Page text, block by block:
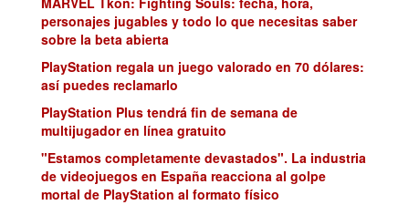
personajes jugables y todo lo que necesitas saber
sobre la beta abierta
PlayStation regala un juego valorado en 70 dólares:
así puedes reclamarlo
PlayStation Plus tendrá fin de semana de
multijugador en línea gratuito
"Estamos completamente devastados". La industria
de videojuegos en España reacciona al golpe
mortal de PlayStation al formato físico